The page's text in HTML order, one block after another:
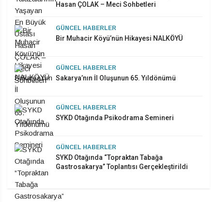
Hasan ÇOLAK – Meci Sohbetleri
GÜNCEL HABERLER
Bir Muhacir Köyü’nün Hikayesi NALKÖYÜ
GÜNCEL HABERLER
Sakarya’nın İl Oluşunun 65. Yıldönümü
GÜNCEL HABERLER
SYKD Otağında Psikodrama Semineri
GÜNCEL HABERLER
SYKD Otağında “Topraktan Tabağa
Gastrosakarya” Toplantısı Gerçekleştirildi